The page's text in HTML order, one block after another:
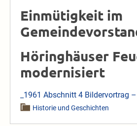
Einmütigkeit im
Höringhäuser
modernisiert
_1961 Abschnitt 4 Bildervortrag
Historie und Geschichten